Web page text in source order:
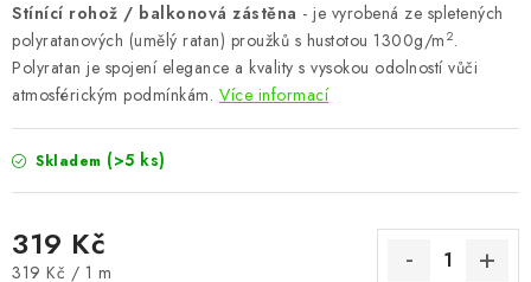
Vše o nákupu Info
Reklamace a odstoupení od smlouvy
Kontakty
Bonusový program NBM+ Blog
Stínící rohož / balkonová zástěna - je vyrobená ze spletených
polyratanových (umělý ratan) proužků s hustotou 1300g/m 2.
Polyratan je spojení elegance a kvality s vysokou odolností vůči
atmosférickým podmínkám. Více informací
Skladem (>5 ks)
319 Kč
Měrná cena:
319 Kč / 1 m